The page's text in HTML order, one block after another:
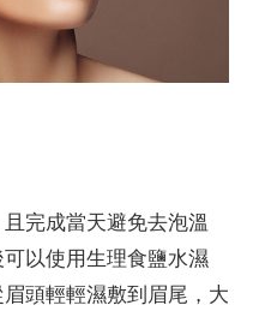
完成當天避免去泡溫
以使用生理食鹽水濕
頭輕輕濕敷到眉尾，大